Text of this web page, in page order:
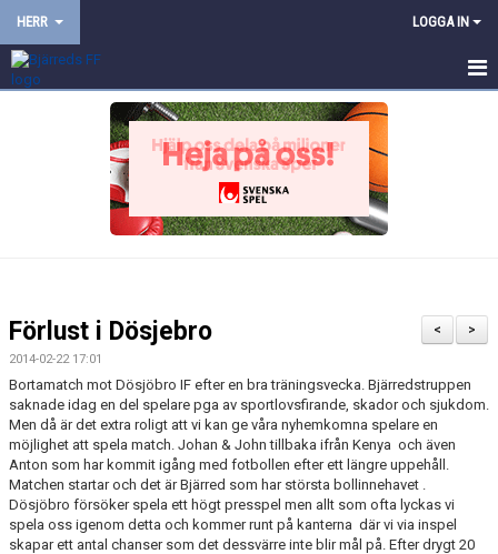
HERR LOGGA IN
DOKUMENT
KONTAKT
PROVTRÄNING
TRÄNINGSMATCHER
MATCHER
>
<
Förlust i Dösjebro
2014-02-22 17:01
Bortamatch mot Dösjöbro IF efter en bra träningsvecka. Bjärredstruppen
saknade idag en del spelare pga av sportlovsfirande, skador och sjukdom.
Men då är det extra roligt att vi kan ge våra nyhemkomna spelare en
möjlighet att spela match. Johan & John tillbaka ifrån Kenya och även
Anton som har kommit igång med fotbollen efter ett längre uppehåll.
Matchen startar och det är Bjärred som har största bollinnehavet .
Dösjöbro försöker spela ett högt presspel men allt som ofta lyckas vi
spela oss igenom detta och kommer runt på kanterna där vi via inspel
skapar ett antal chanser som det dessvärre inte blir mål på. Efter drygt 20